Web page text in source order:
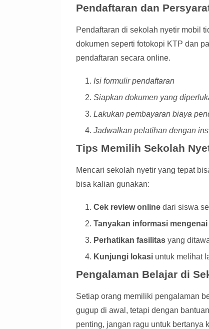
Pendaftaran dan
Pendaftaran di sekolah nyetir mobil
dokumen seperti fotokopi KTP dan
pendaftaran secara online.
Isi formulir pendaftaran
Siapkan dokumen yang
Lakukan pembayaran biaya
Jadwalkan pelatihan dengan
Tips Memilih Sekolah
Mencari sekolah nyetir yang tepat
bisa kalian gunakan:
Cek review online dari siswa
Tanyakan informasi
Perhatikan fasilitas yang
Kunjungi lokasi untuk melihat
Pengalaman Belajar di
Setiap orang memiliki pengalaman
gugup di awal, tetapi dengan
penting, jangan ragu untuk bertanya